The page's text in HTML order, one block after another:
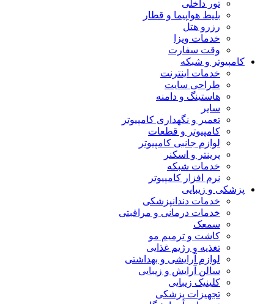
تور داخلی
بلیط هواپیما و قطار
رزرو هتل
خدمات ویزا
وقت سفارت
کامپیوتر و شبکه
خدمات اینترنت
طراحی سایت
هاستینگ و دامنه
سایر
تعمیر و نگهداری کامپیوتر
کامپیوتر و قطعات
لوازم جانبی کامپیوتر
پرینتر و اسکنر
خدمات شبکه
نرم افزار کامپیوتر
پزشکی و زیبایی
خدمات دندانپزشکی
خدمات درمانی و مراقبتی
سمعک
کاشت و ترمیم مو
تغذیه و رژیم غذایی
لوازم آرایشی و بهداشتی
سالن آرایش و زیبایی
کلینیک زیبایی
تجهیزات پزشکی